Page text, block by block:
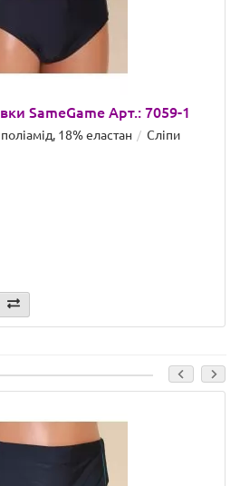
SameGame Арт.: 7059-1
18% еластан Сліпи